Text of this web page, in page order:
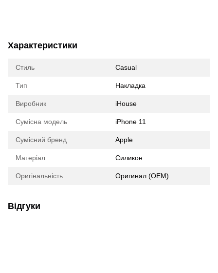
Характеристики
Стиль Casual
Тип Накладка
Виробник iHouse
Сумісна модель iPhone 11
Сумісний бренд Apple
Матеріал Силикон
Оригінальність Оригинал (ОЕМ)
Відгуки